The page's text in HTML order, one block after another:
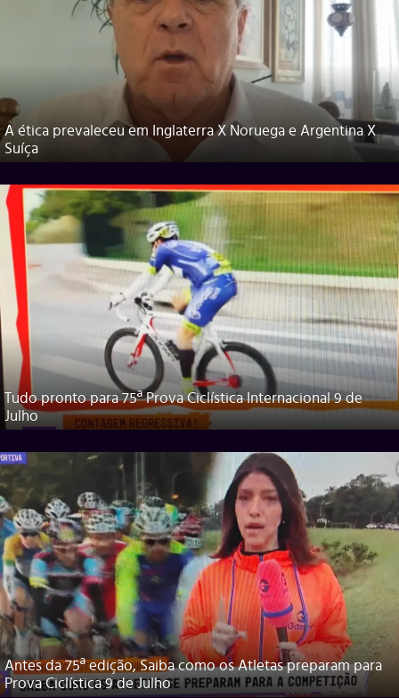
A ética prevaleceu em Inglaterra X Noruega e Argentina X
Suíça
Tudo pronto para 75ª Prova Ciclística Internacional 9 de
Julho
Antes da 75ª edição, Saiba como os Atletas preparam para
Prova Ciclística 9 de Julho